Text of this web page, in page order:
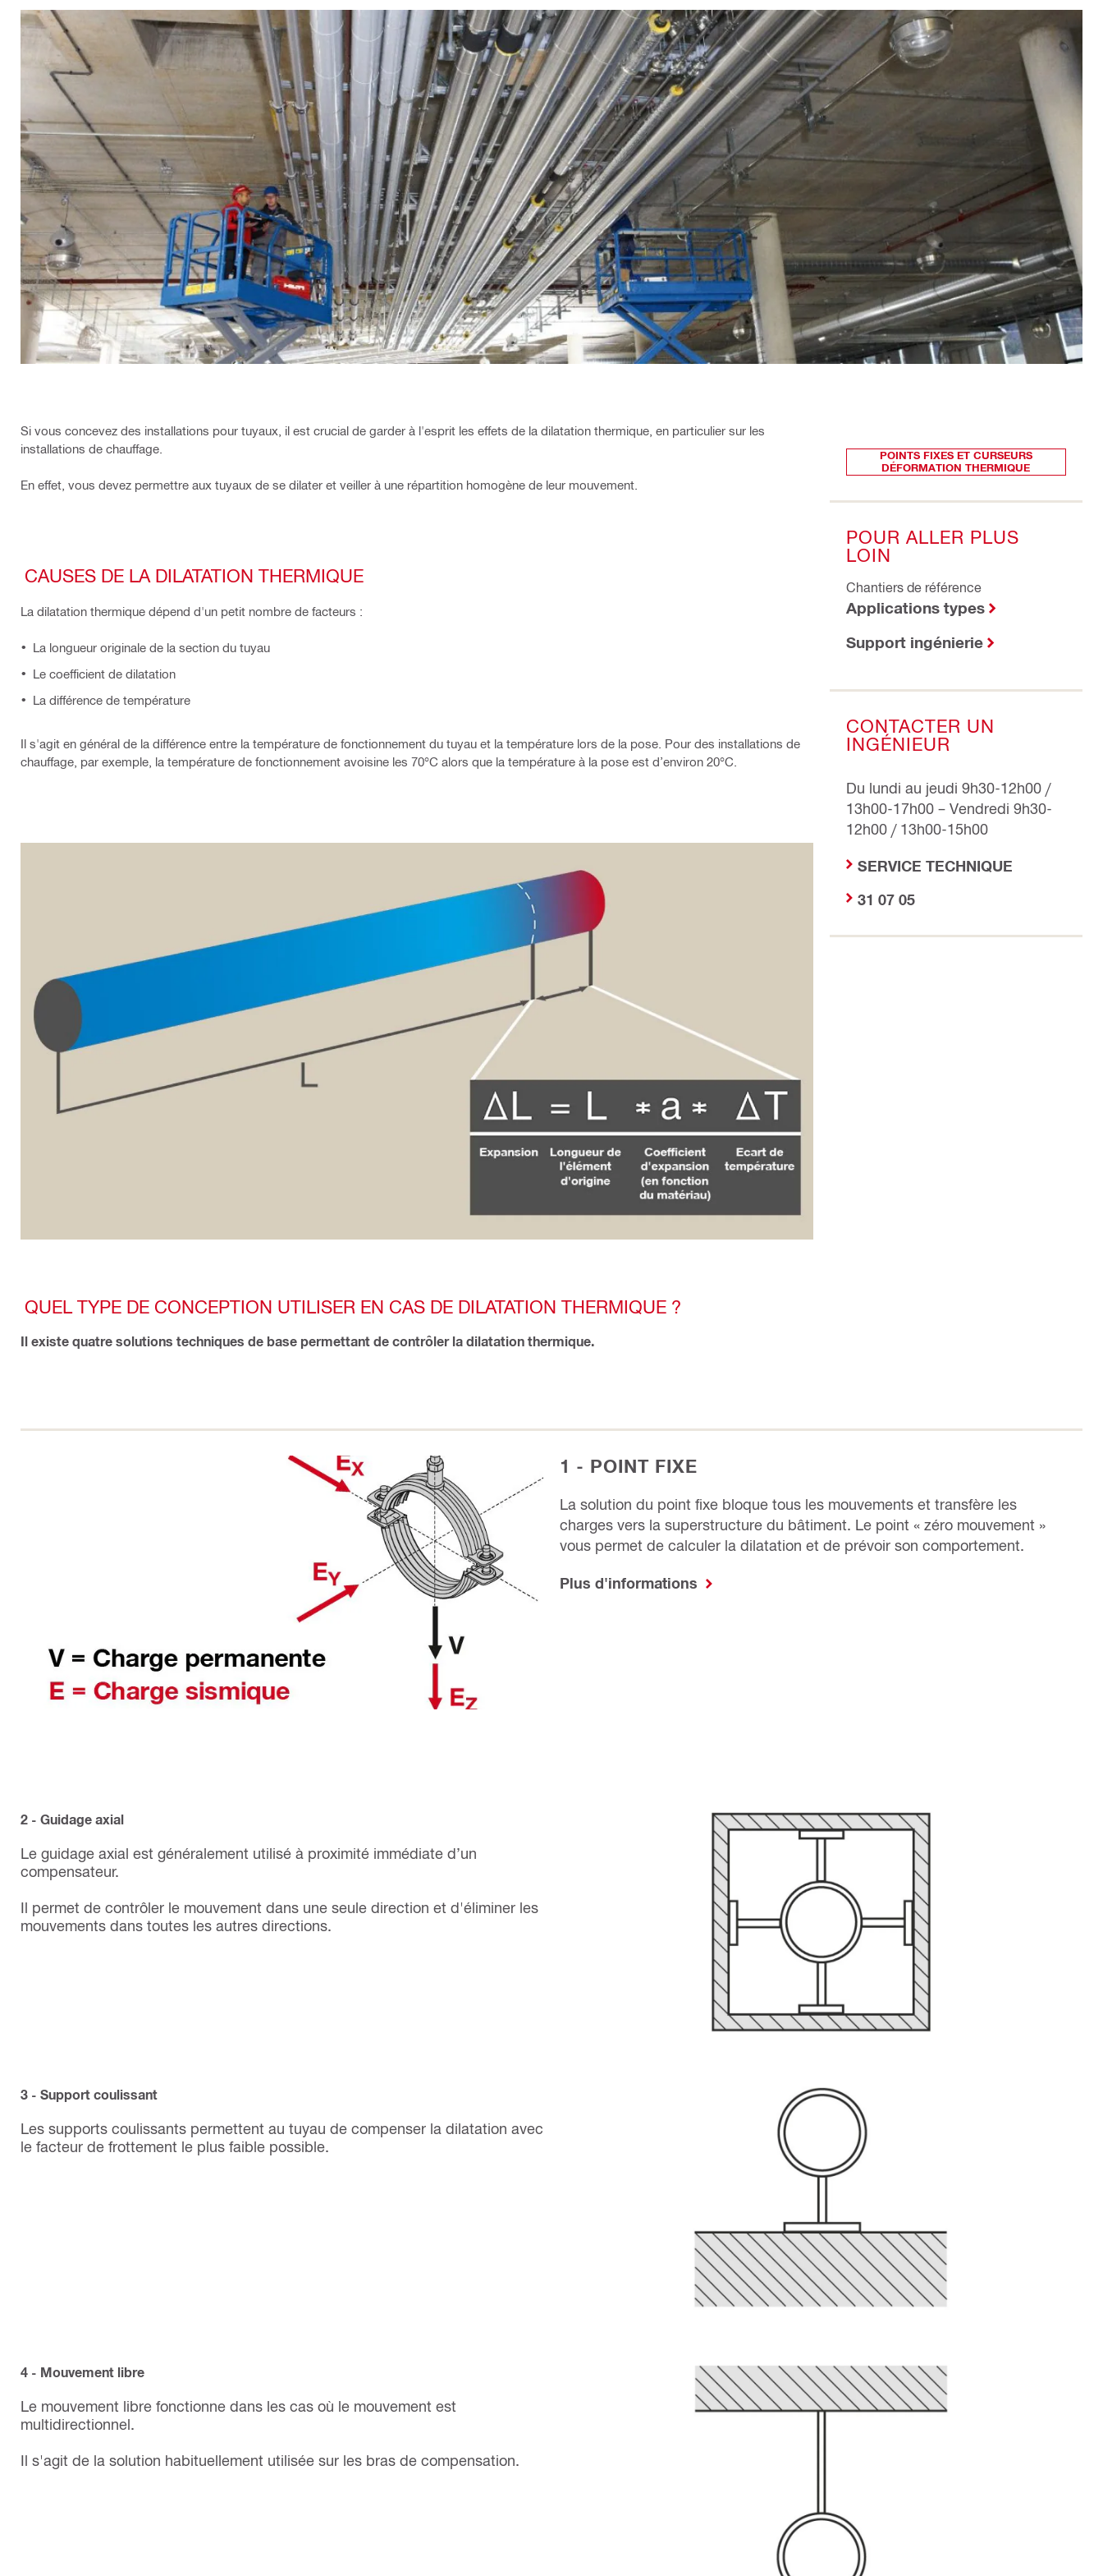
Si vous concevez des installations pour tuyaux, il est crucial de garder à l'esprit les effets de la dilatation thermique, en particulier sur les
installations de chauffage.
En effet, vous devez permettre aux tuyaux de se dilater et veiller à une répartition homogène de leur mouvement.
CAUSES DE LA DILATATION THERMIQUE
La dilatation thermique dépend d'un petit nombre de facteurs :
La longueur originale de la section du tuyau
Le coefficient de dilatation
La différence de température
Il s'agit en général de la différence entre la température de fonctionnement du tuyau et la température lors de la pose. Pour des installations de
chauffage, par exemple, la température de fonctionnement avoisine les 70°C alors que la température à la pose est d’environ 20°C.
POINTS FIXES ET CURSEURS
DÉFORMATION THERMIQUE
POUR ALLER PLUS
LOIN
Chantiers de référence
Applications types
Support ingénierie
CONTACTER UN
INGÉNIEUR
Du lundi au jeudi 9h30-12h00 /
13h00-17h00 – Vendredi 9h30-
12h00 / 13h00-15h00
SERVICE TECHNIQUE
31 07 05
QUEL TYPE DE CONCEPTION UTILISER EN CAS DE DILATATION THERMIQUE ?
Il existe quatre solutions techniques de base permettant de contrôler la dilatation thermique.
1 - POINT FIXE
La solution du point fixe bloque tous les mouvements et transfère les
charges vers la superstructure du bâtiment. Le point « zéro mouvement »
vous permet de calculer la dilatation et de prévoir son comportement.
Plus d'informations
2 - Guidage axial
Le guidage axial est généralement utilisé à proximité immédiate d’un
compensateur.
Il permet de contrôler le mouvement dans une seule direction et d'éliminer les
mouvements dans toutes les autres directions.
3 - Support coulissant
Les supports coulissants permettent au tuyau de compenser la dilatation avec
le facteur de frottement le plus faible possible.
4 - Mouvement libre
Le mouvement libre fonctionne dans les cas où le mouvement est
multidirectionnel.
Il s'agit de la solution habituellement utilisée sur les bras de compensation.